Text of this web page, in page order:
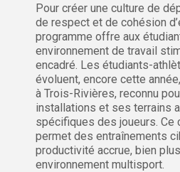
Pour créer une culture de
de respect et de cohésion
programme offre aux
environnement de travail
encadré. Les étudiants-
évoluent, encore cette
à Trois-Rivières, reconnu
installations et ses terrains
spécifiques des joueurs. Ce
permet des entraînements
productivité accrue, bien
environnement multisport.